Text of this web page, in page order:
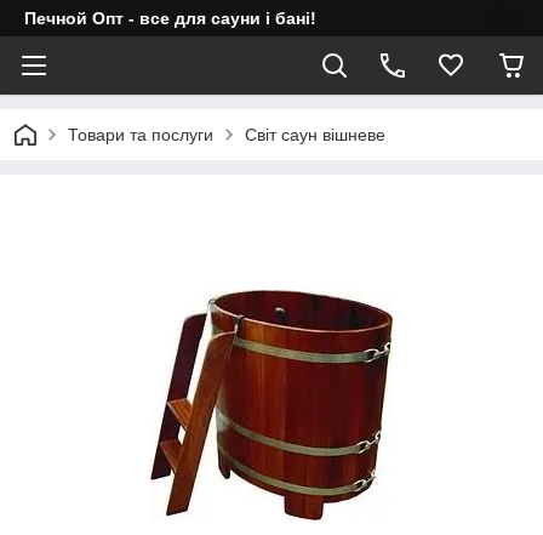
Печной Опт - все для сауни і бані!
Товари та послуги Світ саун вішневе